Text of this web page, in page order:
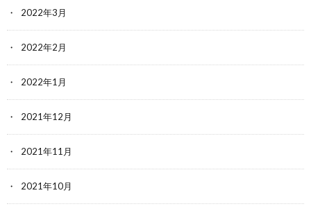
2022年3月
2022年2月
2022年1月
2021年12月
2021年11月
2021年10月